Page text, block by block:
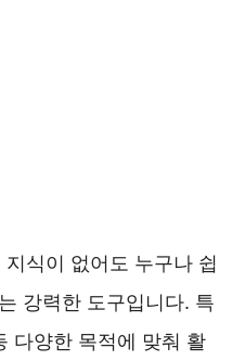
식이 없어도 누구나 쉽
강력한 도구입니다. 특
다양한 목적에 맞춰 활